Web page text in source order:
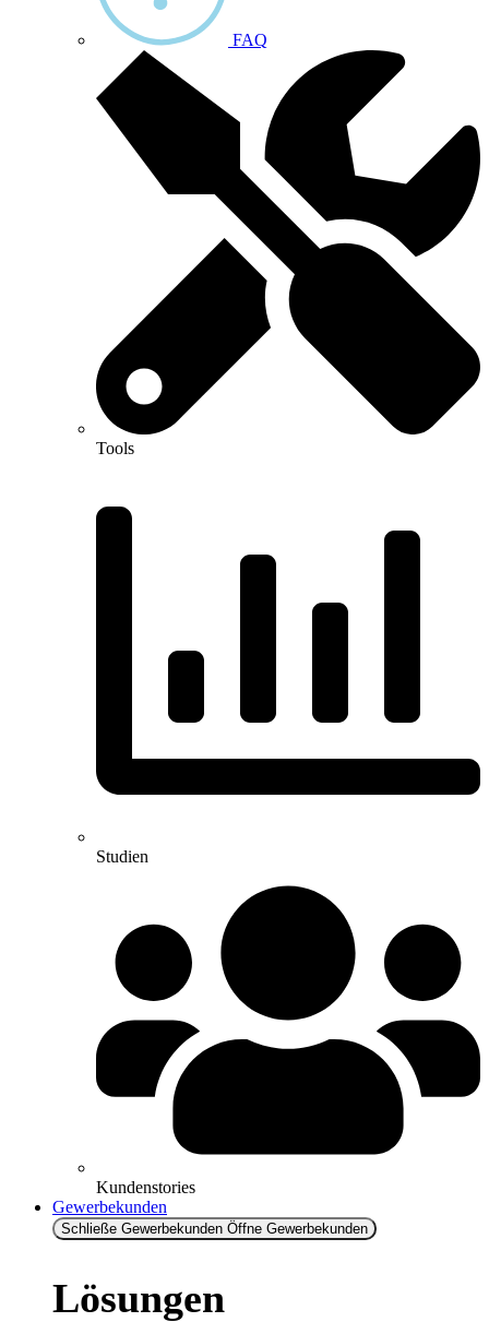
FAQ
Tools
Studien
Kundenstories
Gewerbekunden
Schließe Gewerbekunden Öffne Gewerbekunden
Lösungen